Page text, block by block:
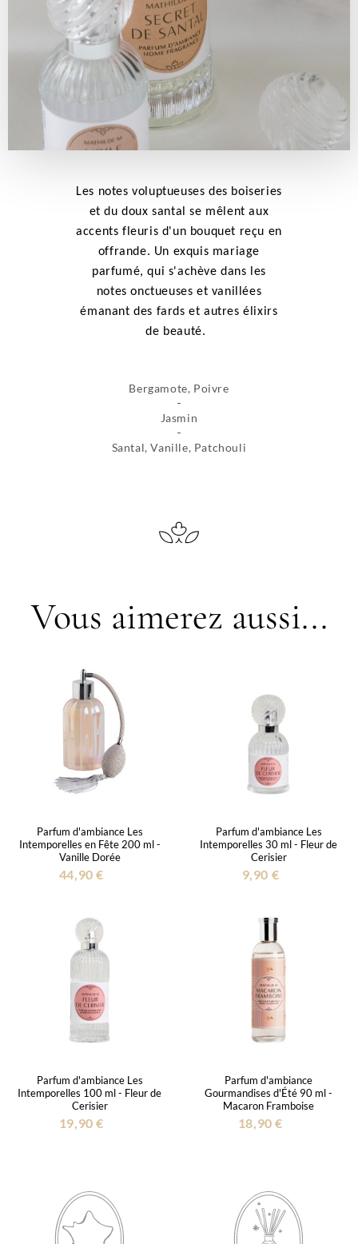
Les notes voluptueuses des boiseries
et du doux santal se mêlent aux
accents fleuris d'un bouquet reçu en
offrande. Un exquis mariage
parfumé, qui s'achève dans les
notes onctueuses et vanillées
émanant des fards et autres élixirs
de beauté.
Bergamote, Poivre
Jasmin
Santal, Vanille, Patchouli
Vous aimerez aussi...
Parfum d'ambiance Les
Intemporelles en Fête 200 ml -
Vanille Dorée
44,90 €
Parfum d'ambiance Les
Intemporelles 30 ml - Fleur de
Cerisier
9,90 €
Parfum d'ambiance Les
Intemporelles 100 ml - Fleur de
Cerisier
19,90 €
Parfum d'ambiance
Gourmandises d'Été 90 ml -
Macaron Framboise
18,90 €